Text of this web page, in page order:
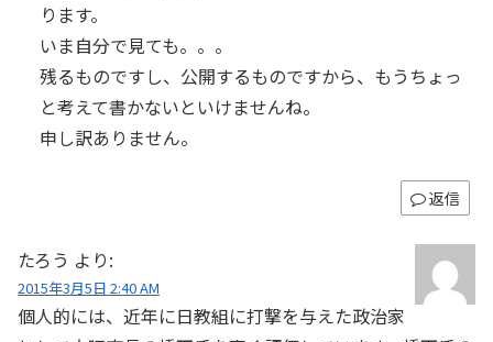
ります。
いま自分で見ても。。。
残るものですし、公開するものですから、もうちょっ
と考えて書かないといけませんね。
申し訳ありません。
返信
たろう より:
2015年3月5日 2:40 AM
個人的には、近年に日教組に打撃を与えた政治家